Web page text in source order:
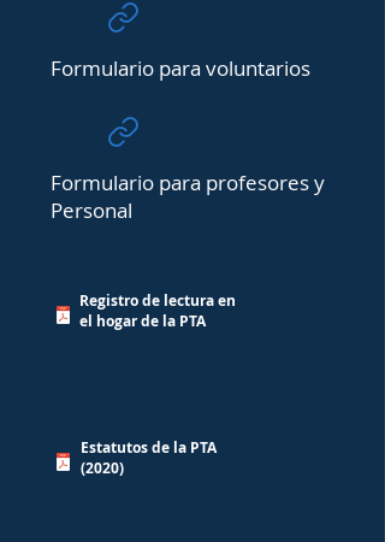
Formulario para voluntarios
Formulario para profesores y
Personal
Registro de lectura en
el hogar de la PTA
Estatutos de la PTA
(2020)